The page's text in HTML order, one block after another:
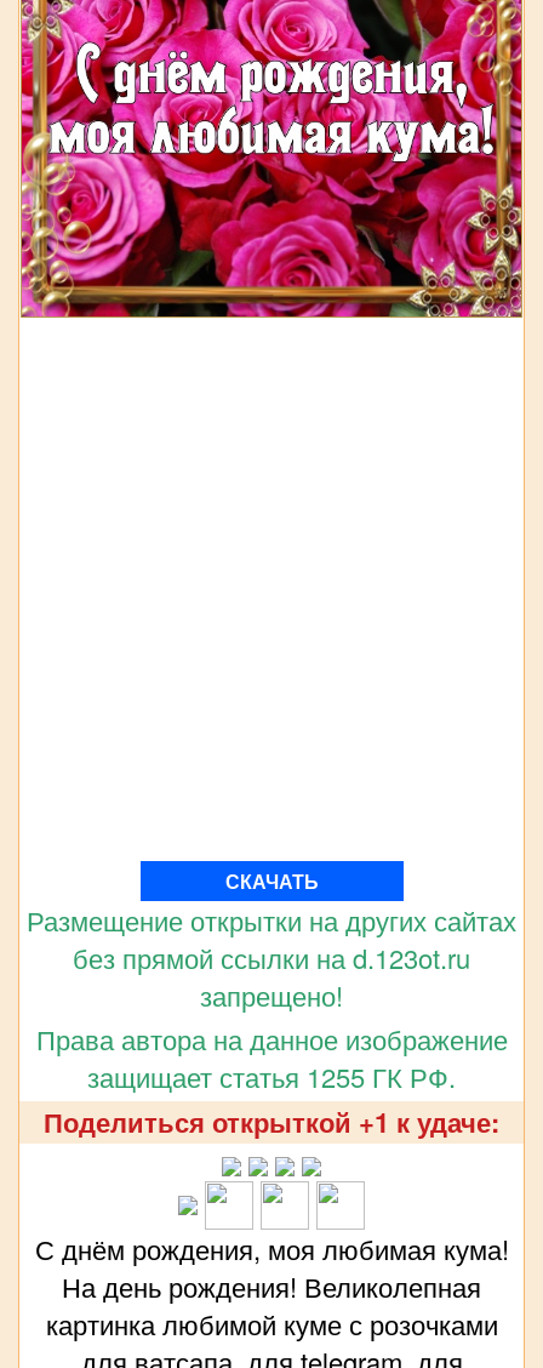
СКАЧАТЬ
Размещение открытки на других сайтах
без прямой ссылки на d.123ot.ru
запрещено!
Права автора на данное изображение
защищает статья 1255 ГК РФ.
Поделиться открыткой +1 к удаче:
С днём рождения, моя любимая кума!
На день рождения! Великолепная
картинка любимой куме с розочками